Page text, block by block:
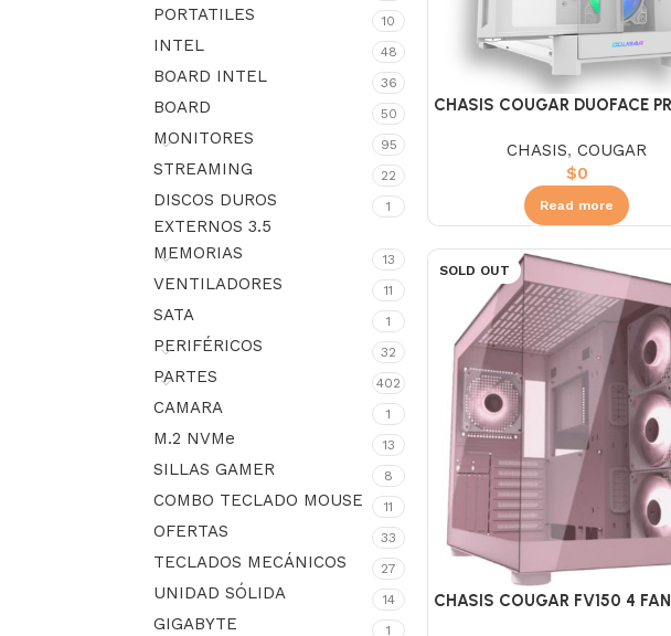
PORTATILES 10
INTEL 48
BOARD INTEL 36
BOARD 50
MONITORES 95
STREAMING 22
DISCOS DUROS
EXTERNOS 3.5
1
MEMORIAS 13
VENTILADORES 11
SATA 1
PERIFÉRICOS 32
PARTES 402
CAMARA 1
M.2 NVMe 13
SILLAS GAMER 8
COMBO TECLADO MOUSE 11
OFERTAS 33
TECLADOS MECÁNICOS 27
UNIDAD SÓLIDA 14
GIGABYTE 1
CHASIS COUGAR DUOFACE
CHASIS,COUGAR
$0
Read more
SOLD OUT
CHASIS COUGAR FV150 4